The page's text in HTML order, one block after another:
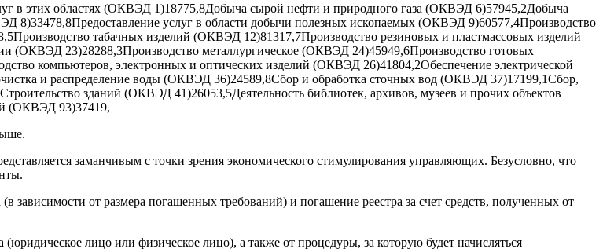
в этих областях (ОКВЭД 1)18775,8Добыча сырой нефти и природного газа (ОКВЭД 6)57945,2Добыча
услуг в области добычи полезных ископаемых (ОКВЭД 9)60577,4Производство
табачных изделий (ОКВЭД 12)81317,7Производство резиновых и пластмассовых изделий
(ОКВЭД 23)28288,3Производство металлургическое (ОКВЭД 24)45949,6Производство готовых
компьютеров, электронных и оптических изделий (ОКВЭД 26)41804,2Обеспечение электрической
и распределение воды (ОКВЭД 36)24589,8Сбор и обработка сточных вод (ОКВЭД 37)17199,1Сбор,
зданий (ОКВЭД 41)26053,5Деятельность библиотек, архивов, музеев и прочих объектов
(ОКВЭД 93)37419,
заманчивым с точки зрения экономического стимулирования управляющих. Безусловно, что
от размера погашенных требований) и погашение реестра за счет средств, полученных от
лицо или физическое лицо), а также от процедуры, за которую будет начисляться